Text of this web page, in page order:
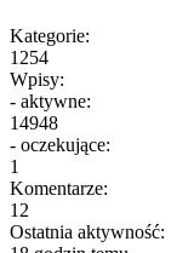
Kategorie:
1254
Wpisy:
- aktywne:
14948
- oczekujące:
1
Komentarze:
12
Ostatnia aktywność: